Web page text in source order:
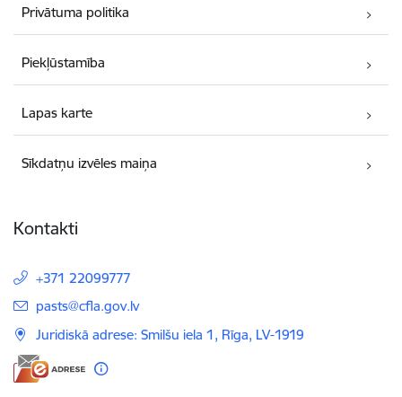
Privātuma politika
Piekļūstamība
Lapas karte
Sīkdatņu izvēles maiņa
Kontakti
+371 22099777
E-pasts:
pasts@cfla.gov.lv
Juridiskā adrese: Smilšu iela 1, Rīga, LV-1919